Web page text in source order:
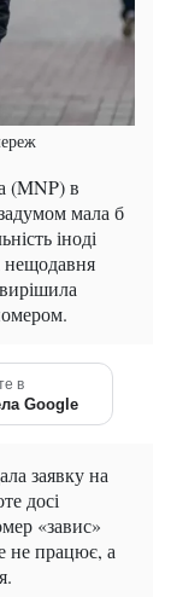
(MNP) в
мала б
іноді
нещодавня
в
Google
заявку на
досі
«завис»
не працює, а